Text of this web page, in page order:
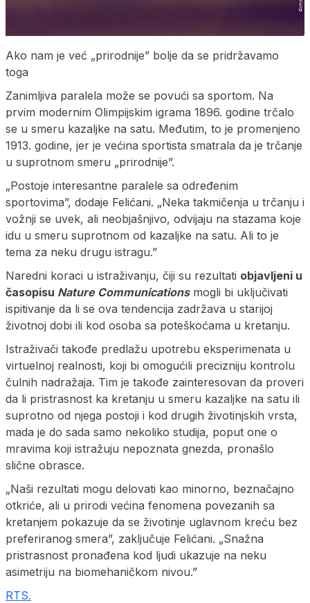
Ako nam je već „prirodnije” bolje da se pridržavamo
toga
Zanimljiva paralela može se povući sa sportom. Na
prvim modernim Olimpijskim igrama 1896. godine trčalo
se u smeru kazaljke na satu. Međutim, to je promenjeno
1913. godine, jer je većina sportista smatrala da je trčanje
u suprotnom smeru „prirodnije”.
„Postoje interesantne paralele sa određenim
sportovima”, dodaje Felićani. „Neka takmičenja u trčanju i
vožnji se uvek, ali neobjašnjivo, odvijaju na stazama koje
idu u smeru suprotnom od kazaljke na satu. Ali to je
tema za neku drugu istragu.”
Naredni koraci u istraživanju, čiji su rezultati objavljeni u
časopisu Nature Communicationsmogli bi uključivati
ispitivanje da li se ova tendencija zadržava u starijoj
životnoj dobi ili kod osoba sa poteškoćama u kretanju.
Istraživači takođe predlažu upotrebu eksperimenata u
virtuelnoj realnosti, koji bi omogućili precizniju kontrolu
čulnih nadražaja. Tim je takođe zainteresovan da proveri
da li pristrasnost ka kretanju u smeru kazaljke na satu ili
suprotno od njega postoji i kod drugih životinjskih vrsta,
mada je do sada samo nekoliko studija, poput one o
mravima koji istražuju nepoznata gnezda, pronašlo
slične obrasce.
„Naši rezultati mogu delovati kao minorno, beznačajno
otkriće, ali u prirodi većina fenomena povezanih sa
kretanjem pokazuje da se životinje uglavnom kreću bez
preferiranog smera”, zaključuje Felićani. „Snažna
pristrasnost pronađena kod ljudi ukazuje na neku
asimetriju na biomehaničkom nivou.”
RTS.